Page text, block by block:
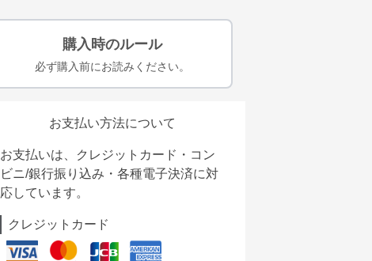
購入時のルール
必ず購入前にお読みください。
お支払い方法について
お支払いは、クレジットカード・コン
ビニ/銀行振り込み・各種電子決済に対
応しています。
クレジットカード